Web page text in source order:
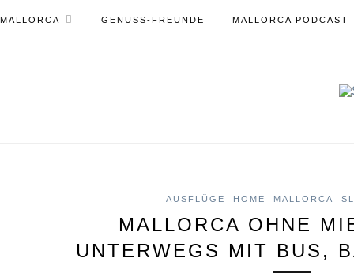
MALLORCA GENUSS-FREUNDE MALLORCA PODCAST
AUSFLÜGE HOME MALLORCA
MALLORCA OHNE
UNTERWEGS MIT BUS,